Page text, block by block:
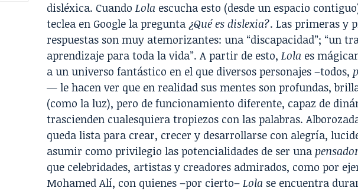
disléxica. Cuando Lola escucha esto (desde un espacio
teclea en Google la pregunta ¿Qué es dislexia?. Las primeras y
respuestas son muy atemorizantes: una “discapacidad”; “un
aprendizaje para toda la vida”. A partir de esto, Lola es
a un universo fantástico en el que diversos personajes –todos,
— le hacen ver que en realidad sus mentes son profundas,
(como la luz), pero de funcionamiento diferente, capaz de
trascienden cualesquiera tropiezos con las palabras.
queda lista para crear, crecer y desarrollarse con alegría,
asumir como privilegio las potencialidades de ser una
que celebridades, artistas y creadores admirados, como por
Mohamed Alí, con quienes –por cierto– Lola se encuentra